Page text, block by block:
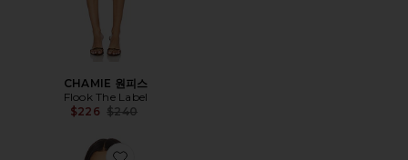
CHAMIE 원피스
Flook The Label
$226 Previous price:
$240